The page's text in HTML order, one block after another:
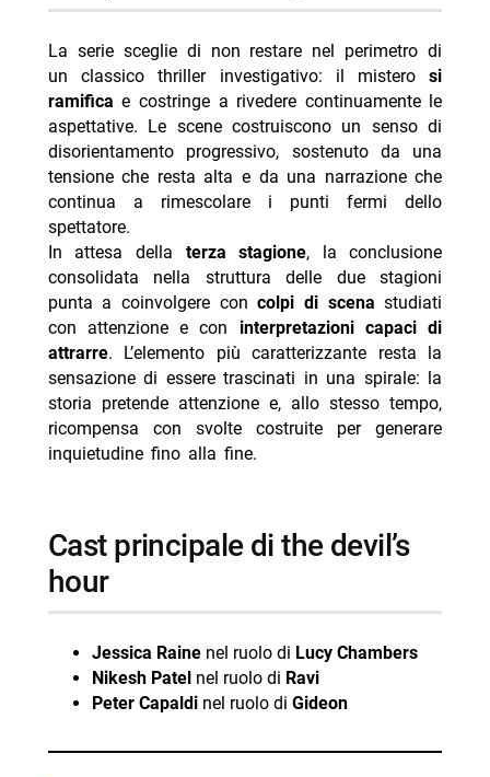
La serie sceglie di non restare nel perimetro di
un classico thriller investigativo: il misterosi
ramifica e costringe a rivedere continuamente le
aspettative. Le scene costruiscono un senso di
disorientamento progressivo, sostenuto da una
tensione che resta alta e da una narrazione che
continua a rimescolare i punti fermi dello
spettatore.
In attesa della terza stagione, la conclusione
consolidata nella struttura delle due stagioni
punta a coinvolgere concolpi di scena studiati
con attenzione e con interpretazioni capaci di
attrarre. L’elemento più caratterizzante resta la
sensazione di essere trascinati in una spirale: la
storia pretende attenzione e, allo stesso tempo,
ricompensa con svolte costruite per generare
inquietudine fino alla fine.
cast principale di the devil’s
hour
Jessica Rainenel ruolo di Lucy Chambers
Nikesh Patelnel ruolo di Ravi
Peter Capaldinel ruolo di Gideon